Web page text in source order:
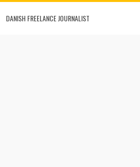
DANISH FREELANCE JOURNALIST